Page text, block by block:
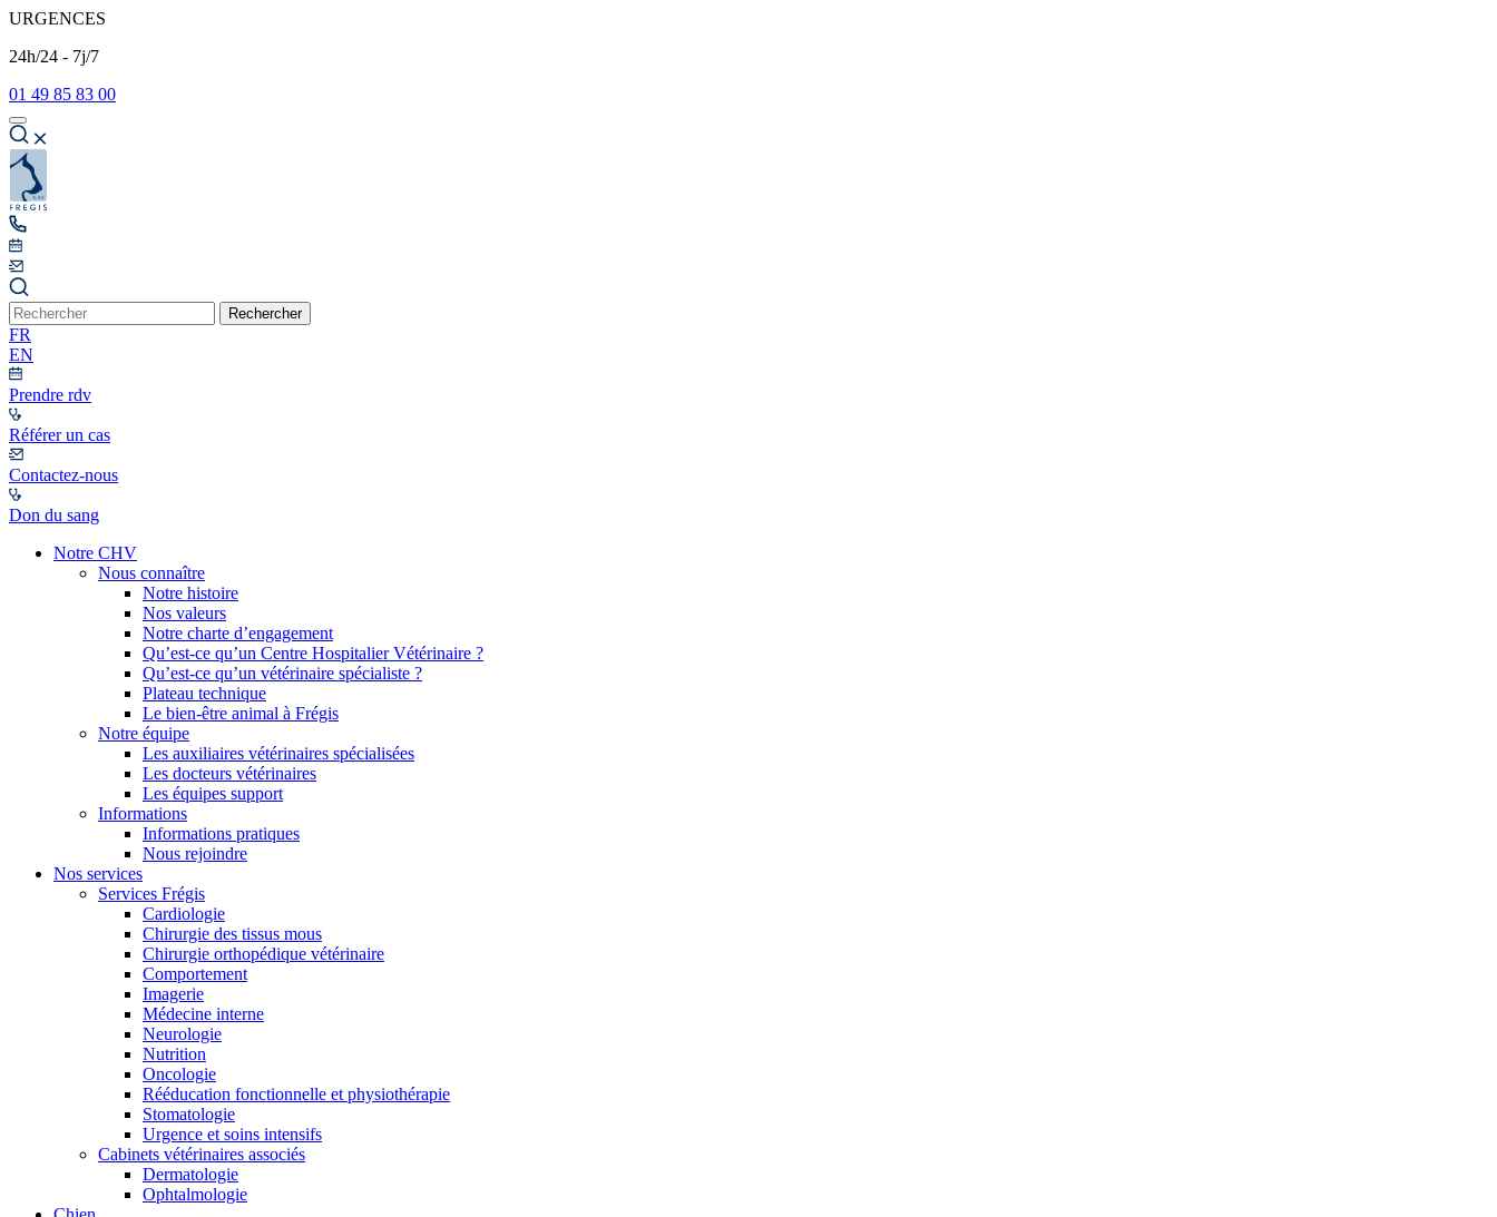
URGENCES
24h/24 - 7j/7
01 49 85 83 00
Rechercher
FR
EN
Prendre rdv
Référer un cas
Contactez-nous
Don du sang
Notre CHV
Nous connaître
Notre histoire
Nos valeurs
Notre charte d’engagement
Qu’est-ce qu’un Centre Hospitalier Vétérinaire ?
Qu’est-ce qu’un vétérinaire spécialiste ?
Plateau technique
Le bien-être animal à Frégis
Notre équipe
Les auxiliaires vétérinaires spécialisées
Les docteurs vétérinaires
Les équipes support
Informations
Informations pratiques
Nous rejoindre
Nos services
Services Frégis
Cardiologie
Chirurgie des tissus mous
Chirurgie orthopédique vétérinaire
Comportement
Imagerie
Médecine interne
Neurologie
Nutrition
Oncologie
Rééducation fonctionnelle et physiothérapie
Stomatologie
Urgence et soins intensifs
Cabinets vétérinaires associés
Dermatologie
Ophtalmologie